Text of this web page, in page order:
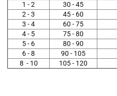
1 - 2
30 - 45
2 - 3
45 - 60
3 - 4
60 - 75
4 - 5
75 - 80
5 - 6
80 - 90
6 - 8
90 - 105
8 - 10
105 - 120